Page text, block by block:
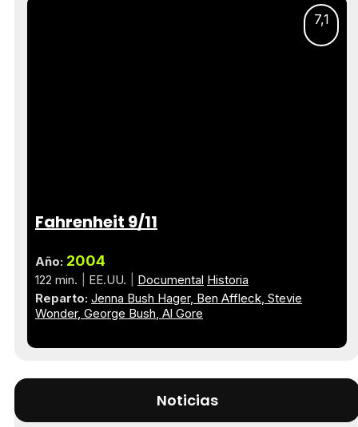
7,1
Fahrenheit 9/11
Año: 2004
122 min. EE.UU. Documental Historia
Reparto: Jenna Bush Hager Ben Affleck Stevie
Wonder George Bush Al Gore
Noticias